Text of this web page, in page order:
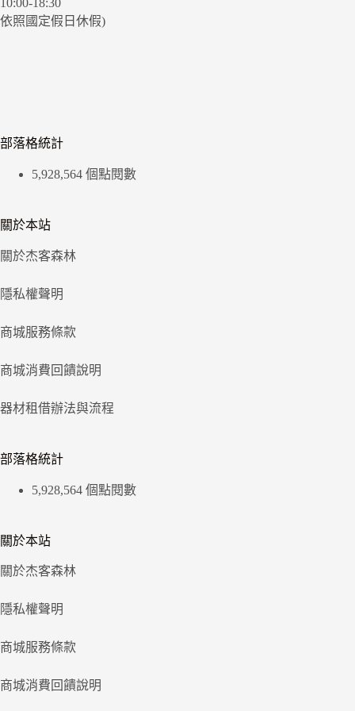
10:00-18:30
依照國定假日休假)
部落格統計
5,928,564 個點閱數
關於本站
關於杰客森林
隱私權聲明
商城服務條款
商城消費回饋說明
器材租借辦法與流程
部落格統計
5,928,564 個點閱數
關於本站
關於杰客森林
隱私權聲明
商城服務條款
商城消費回饋說明